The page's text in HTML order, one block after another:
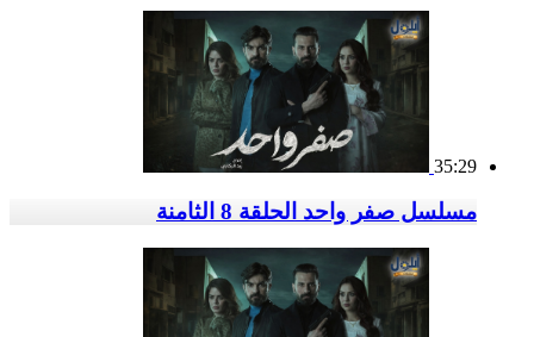
35:29
مسلسل صفر واحد الحلقة 8 الثامنة